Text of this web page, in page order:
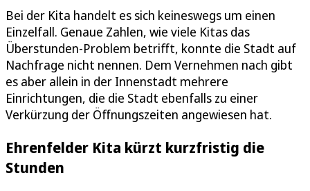
Bei der Kita handelt es sich keineswegs um einen
Einzelfall. Genaue Zahlen, wie viele Kitas das
Überstunden-Problem betrifft, konnte die Stadt auf
Nachfrage nicht nennen. Dem Vernehmen nach gibt
es aber allein in der Innenstadt mehrere
Einrichtungen, die die Stadt ebenfalls zu einer
Verkürzung der Öffnungszeiten angewiesen hat.
Ehrenfelder Kita kürzt kurzfristig die
Stunden